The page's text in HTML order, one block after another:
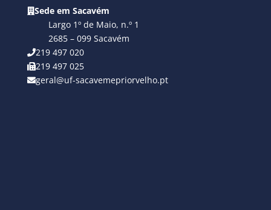
Sede em Sacavém
Largo 1º de Maio, n.º 1
2685 – 099 Sacavém
219 497 020
219 497 025
geral@uf-sacavemepriorvelho.pt